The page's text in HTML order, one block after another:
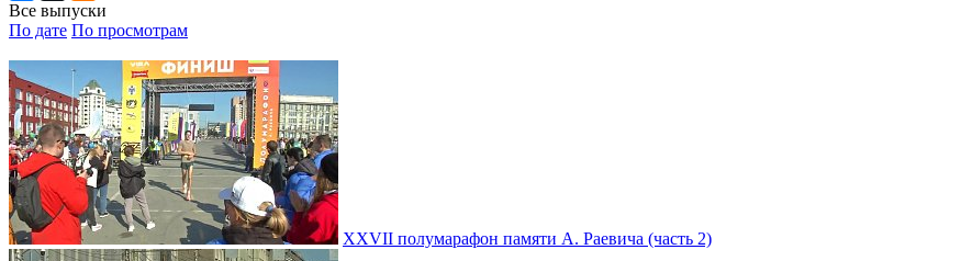
Все выпуски
По дате По просмотрам
XXVII полумарафон памяти А. Раевича (часть 2)